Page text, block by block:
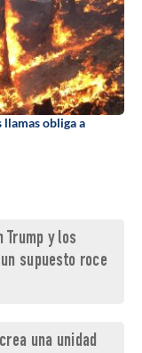
obliga a
Trump y los
supuesto roce
una unidad